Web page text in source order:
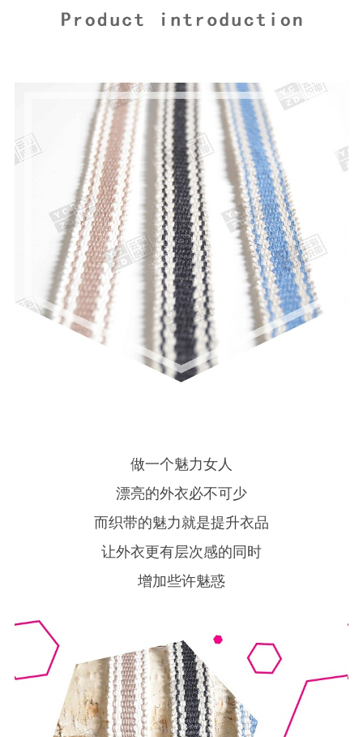
做一个魅力女人
漂亮的外衣必不可少
而织带的魅力就是提升衣品
让外衣更有层次感的同时
增加些许魅惑